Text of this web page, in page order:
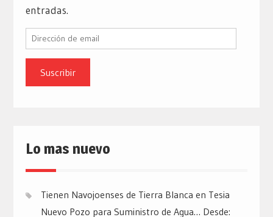
entradas.
Dirección
email
Lo mas nuevo
Tienen Navojoenses de Tierra Blanca en Tesia
Nuevo Pozo para Suministro de Agua… Desde: